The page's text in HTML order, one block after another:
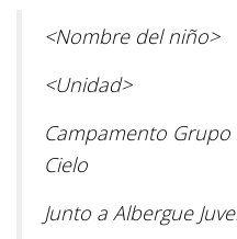
<Nombre del niño>
<Unidad>
Campamento Grupo
Cielo
Junto a Albergue